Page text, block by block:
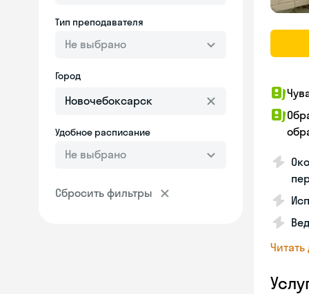
Тип преподавателя
Не выбрано
Город
Удобное расписание
Не выбрано
Сбросить фильтры